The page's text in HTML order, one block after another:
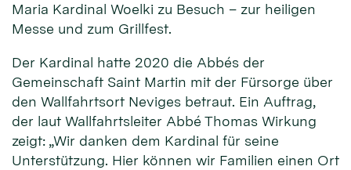
Maria Kardinal Woelki zu Besuch – zur heiligen
Messe und zum Grillfest.
Der Kardinal hatte 2020 die Abbés der
Gemeinschaft Saint Martin mit der Fürsorge über
den Wallfahrtsort Neviges betraut. Ein Auftrag,
der laut Wallfahrtsleiter Abbé Thomas Wirkung
zeigt: „Wir danken dem Kardinal für seine
Unterstützung. Hier können wir Familien einen Ort